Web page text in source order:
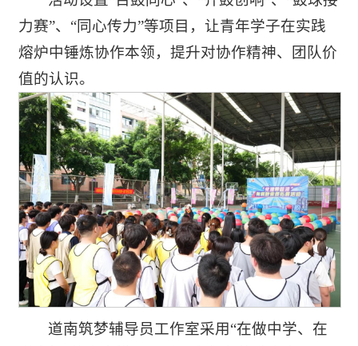
力赛”、“同心传力”等项目，让青年学子在实践
熔炉中锤炼协作本领，提升对协作精神、团队价
值的认识。
道南筑梦辅导员工作室采用“在做中学、在